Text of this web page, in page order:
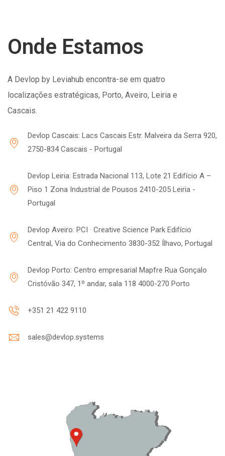
Onde Estamos
A Devlop by Leviahub encontra-se em quatro
localizações estratégicas, Porto, Aveiro, Leiria e
Cascais.
Devlop Cascais: Lacs Cascais Estr. Malveira da Serra 920,
2750-834 Cascais - Portugal
Devlop Leiria: Estrada Nacional 113, Lote 21 Edifício A –
Piso 1 Zona Industrial de Pousos 2410-205 Leiria -
Portugal
Devlop Aveiro: PCI · Creative Science Park Edifício
Central, Via do Conhecimento 3830-352 Ílhavo, Portugal
Devlop Porto: Centro empresarial Mapfre Rua Gonçalo
Cristóvão 347, 1º andar, sala 118 4000-270 Porto
+351 21 422 9110
sales@devlop.systems